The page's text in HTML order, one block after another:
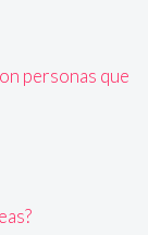
personas que